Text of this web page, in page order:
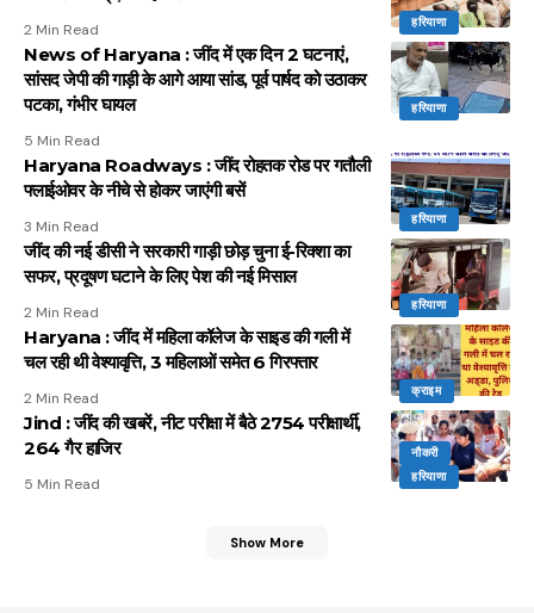
हरियाणा
2 Min Read
हरियाणा
News of Haryana : जींद में एक दिन 2 घटनाएं,
सांसद जेपी की गाड़ी के आगे आया सांड, पूर्व पार्षद को उठाकर
पटका, गंभीर घायल
5 Min Read
हरियाणा
Haryana Roadways : जींद रोहतक रोड पर गतौली
फ्लाईओवर के नीचे से होकर जाएंगी बसें
3 Min Read
हरियाणा
जींद की नई डीसी ने सरकारी गाड़ी छोड़ चुना ई-रिक्शा का
सफर, प्रदूषण घटाने के लिए पेश की नई मिसाल
2 Min Read
क्राइम
Haryana : जींद में महिला कॉलेज के साइड की गली में
चल रही थी वेश्यावृत्ति, 3 महिलाओं समेत 6 गिरफ्तार
2 Min Read
नौकरी
हरियाणा
Jind : जींद की खबरें, नीट परीक्षा में बैठे 2754 परीक्षार्थी,
264 गैर हाजिर
5 Min Read
Show More